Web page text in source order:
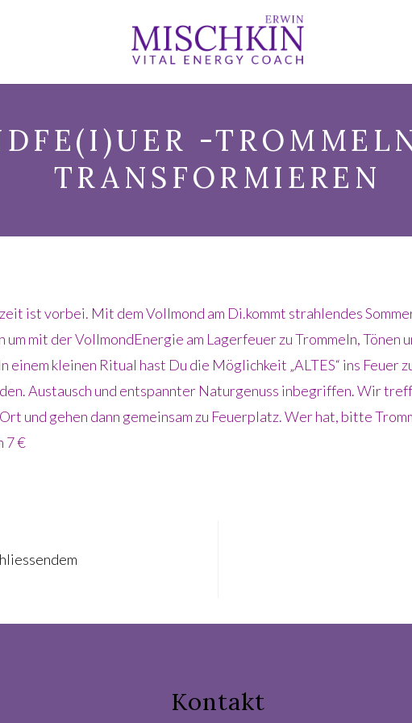
-
TRANSFORMIEREN
ist vorbei. Mit dem Vollmond am Di.kommt strahlendes
um mit der VollmondEnergie am Lagerfeuer zu Trommeln, Tönen
einem kleinen Ritual hast Du die Möglichkeit „ALTES“ ins Feuer
Austausch und entspannter Naturgenuss inbegriffen. Wir
und gehen dann gemeinsam zu Feuerplatz. Wer hat, bitte
7 €
Kontakt